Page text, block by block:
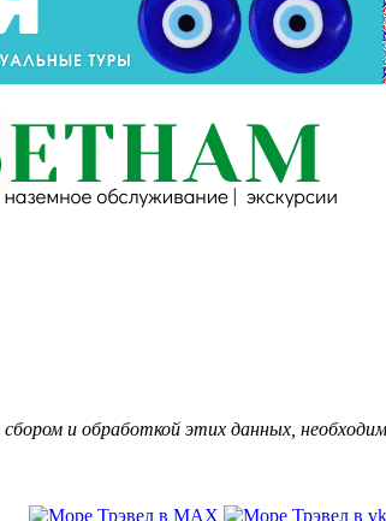
и обработкой этих данных,